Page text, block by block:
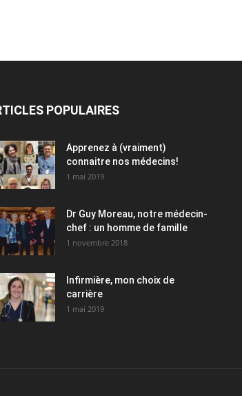
POPULAIRES
Apprenez à (vraiment)
connaitre nos médecins!
1 mai 2019
Dr Guy Moreau, notre médecin-
chef : un homme de famille
1 novembre 2018
Infirmière, mon choix de
carrière
1 mai 2019